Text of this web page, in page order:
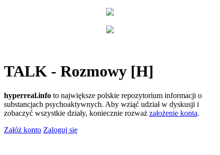
TALK - Rozmowy [H]
hyperreal.info to największe polskie repozytorium informacji o
substancjach psychoaktywnych. Aby wziąć udział w dyskusji i
zobaczyć wszystkie działy, koniecznie rozważ założenie konta.
Załóż konto Zaloguj się